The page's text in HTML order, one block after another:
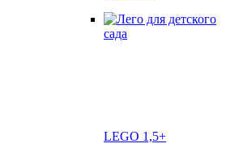
LEGO 1,5+